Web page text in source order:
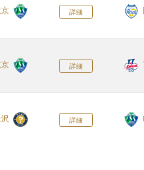
京 詳細
京 詳細
詳細